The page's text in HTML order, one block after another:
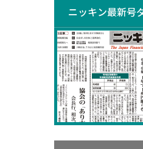
ニッキン最新号